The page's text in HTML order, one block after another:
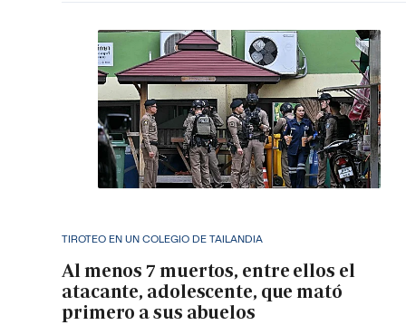
TIROTEO EN UN COLEGIO DE TAILANDIA
Al menos 7 muertos, entre ellos el
atacante, adolescente, que mató
primero a sus abuelos